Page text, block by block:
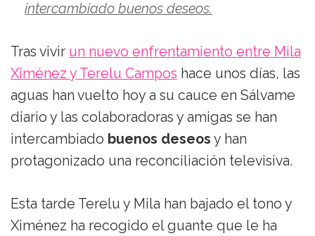
intercambiado buenos deseos.
Tras vivir un nuevo enfrentamiento entre Mila
Ximénez y Terelu Campos hace unos días, las
aguas han vuelto hoy a su cauce en Sálvame
diario y las colaboradoras y amigas se han
intercambiado buenos deseos y han
protagonizado una reconciliación televisiva.
Esta tarde Terelu y Mila han bajado el tono y
Ximénez ha recogido el guante que le ha